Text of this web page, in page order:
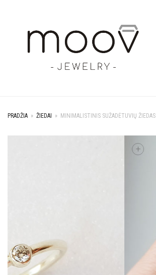
PRADŽIA » ŽIEDAI » MINIMALISTINIS SUŽADĖTUVIŲ ŽIEDAS